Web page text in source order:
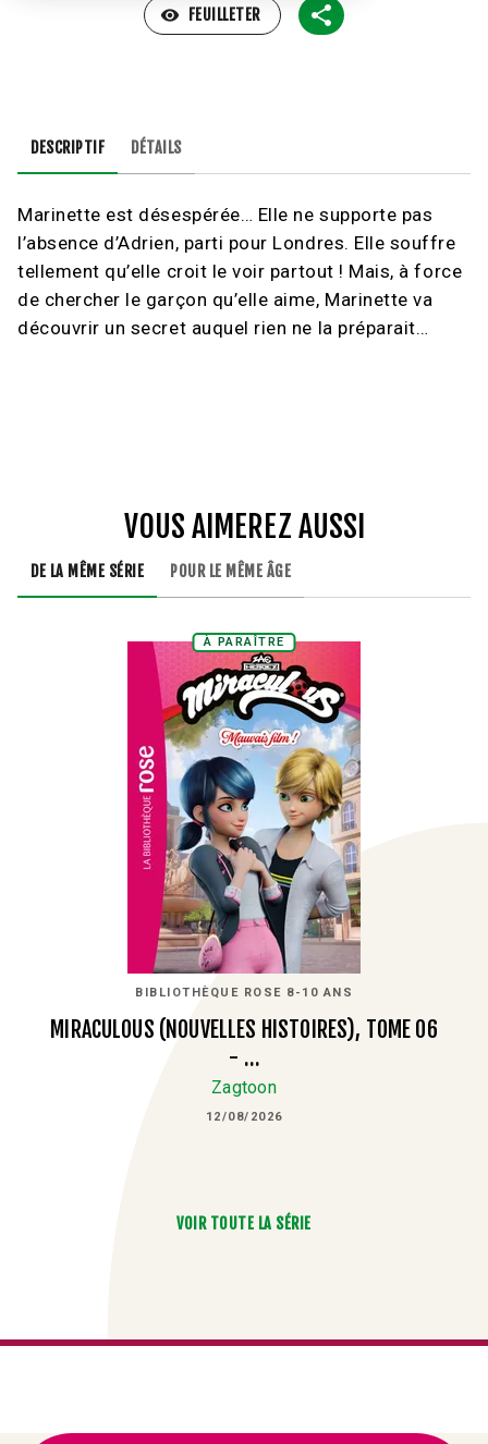
visibility FEUILLETER
DESCRIPTIF DÉTAILS
Marinette est désespérée… Elle ne supporte pas
l’absence d’Adrien, parti pour Londres. Elle souffre
tellement qu’elle croit le voir partout ! Mais, à force
de chercher le garçon qu’elle aime, Marinette va
découvrir un secret auquel rien ne la préparait…
VOUS AIMEREZ AUSSI
DE LA MÊME SÉRIE POUR LE MÊME ÂGE
À PARAÎTRE
BIBLIOTHÈQUE ROSE 8-10 ANS
MIRACULOUS (NOUVELLES HISTOIRES), TOME 06
- …
Zagtoon
12/08/2026
VOIR TOUTE LA SÉRIE